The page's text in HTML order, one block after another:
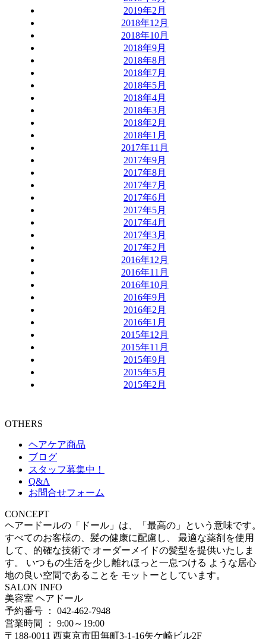
2019年2月
2018年12月
2018年10月
2018年9月
2018年8月
2018年7月
2018年5月
2018年4月
2018年3月
2018年2月
2018年1月
2017年11月
2017年9月
2017年8月
2017年7月
2017年6月
2017年5月
2017年4月
2017年3月
2017年2月
2016年12月
2016年11月
2016年10月
2016年9月
2016年2月
2016年1月
2015年12月
2015年11月
2015年9月
2015年5月
2015年2月
OTHERS
ヘアケア商品
ブログ
スタッフ募集中！
Q&A
お問合せフォーム
CONCEPT
ヘアードールの「ドール」は、「最高の」という意味です。
すべてのお客様の、髪の健康に配慮し、 最適な薬剤を使用
して、的確な技術で オーダーメイドの髪型を提供いたしま
す。 いつもの生活を少し離れほっと一息つける ような居心
地の良い空間であることを モットーとしています。
SALON INFO
美容室 ヘアドール
予約番号 ： 042-462-7948
営業時間 ： 9:00～19:00
〒188-0011 西東京市田無町3-1-16矢ケ崎ビル2F